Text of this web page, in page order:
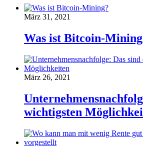
März 31, 2021
Was ist Bitcoin-
März 26, 2021
wichtigsten